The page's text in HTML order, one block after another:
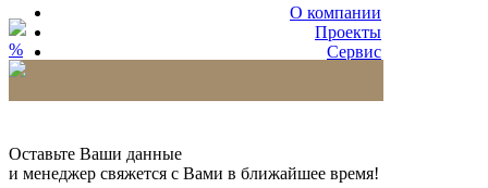
О компании
Проекты
Сервис
%
Оставьте Ваши данные
и менеджер свяжется с Вами в ближайшее время!